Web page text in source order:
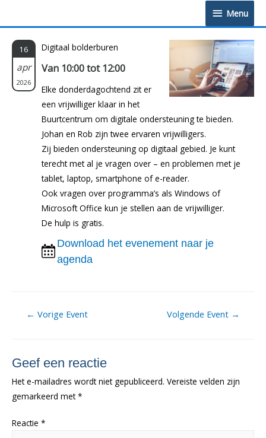
Menu
Menu
16
apr
2026
Digitaal bolderburen
Van 10:00 tot 12:00
Elke donderdagochtend zit er
een vrijwilliger klaar in het
Buurtcentrum om digitale ondersteuning te bieden.
Johan en Rob zijn twee ervaren vrijwilligers.
Zij bieden ondersteuning op digitaal gebied. Je kunt
terecht met al je vragen over – en problemen met je
tablet, laptop, smartphone of e-reader.
Ook vragen over programma’s als Windows of
Microsoft Office kun je stellen aan de vrijwilliger.
De hulp is gratis.
Download het evenement naar je
agenda
Berichtnavigatie
← Vorige Event Volgende Event →
Geef een reactie
Het e-mailadres wordt niet gepubliceerd. Vereiste velden zijn
gemarkeerd met*
Reactie *